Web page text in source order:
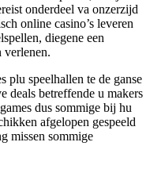
onderdeel va onzerzijd
online casino’s leveren
diegene een
verlenen.
plu speelhallen te de ganse
deals betreffende u makers
dus sommige bij hu
afgelopen gespeeld
missen sommige